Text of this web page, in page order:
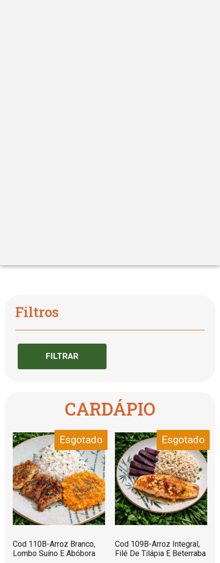
Filtros
FILTRAR
CARDÁPIO
Esgotado
Cod 110B-Arroz Branco,
Lombo Suíno E Abóbora
Esgotado
Cod 109B-Arroz Integral,
Filé De Tilápia E Beterraba